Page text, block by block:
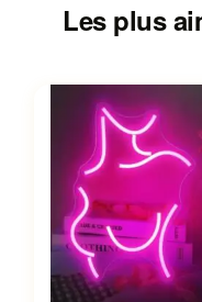
Les plus